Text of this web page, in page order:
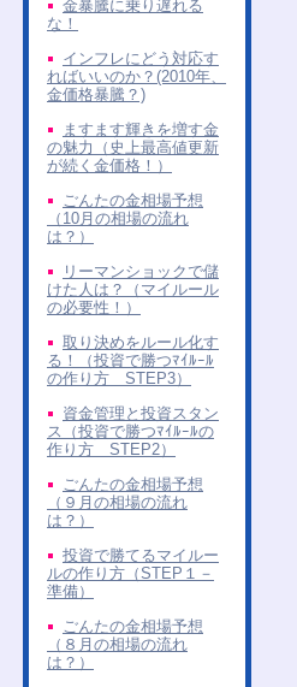
金暴騰に乗り遅れる
な！
インフレにどう対応す
ればいいのか？(2010年、
金価格暴騰？)
ますます輝きを増す金
の魅力（史上最高値更新
が続く金価格！）
ごんたの金相場予想
（10月の相場の流れ
は？）
リーマンショックで儲
けた人は？（マイルール
の必要性！）
取り決めをルール化す
る！（投資で勝つﾏｲﾙｰﾙ
の作り方 STEP3）
資金管理と投資スタン
ス（投資で勝つﾏｲﾙｰﾙの
作り方 STEP2）
ごんたの金相場予想
（９月の相場の流れ
は？）
投資で勝てるマイルー
ルの作り方（STEP１－
準備）
ごんたの金相場予想
（８月の相場の流れ
は？）